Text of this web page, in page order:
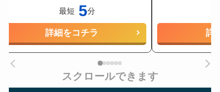
最短 5分
詳細をコチラ 詳
スクロールできます